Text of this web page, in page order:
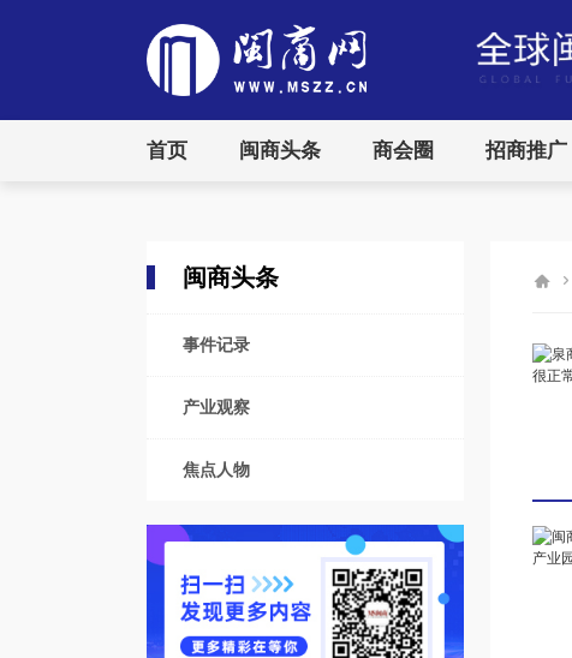
首页 闽商头条 商会圈 招商推广
闽商头条
事件记录
产业观察
焦点人物
 